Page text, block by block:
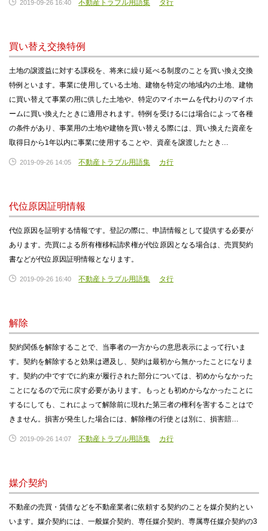
2019-09-26 16:40 不動産トラブル用語集 タ行
買い替え交換特例
土地の譲渡益に対する課税を、将来に繰り延べる制度のことを買い換え交換
特例といます。事業に使用している土地、建物を特定の地域内の土地、建物
に買い替えて事業の用に供した土地や、特定のマイホームを代わりのマイホ
ームに買い換えたときに適用されます。特例を受けるには場合によって各種
の条件があり、事業用の土地や建物を買い替える際には、買い換えた資産を
取得日から1年以内に事業に使用することや、資産を譲渡したとき…
2019-09-26 14:05 不動産トラブル用語集 カ行
代位原因証明情報
代位原因を証明する情報です。登記の際に、申請情報として提供する必要が
あります。売買による所有権移転請求権が代位原因となる場合は、売買契約
書などが代位原因証明情報となります。
2019-09-26 16:40 不動産トラブル用語集 タ行
解除
契約関係を解除することで、当事者の一方からの意思表示によって行いま
す。契約を解除すると効果は遡及し、契約は最初から無かったことになりま
す。契約の中ですでに約束が履行された部分については、初めからなかった
ことになるので元に戻す必要があります。もっとも初めからなかったことに
するにしても、これによって解除前に現れた第三者の権利を害することはで
きません。損害が発生した場合には、解除権の行使とは別に、損害賠…
2019-09-26 14:07 不動産トラブル用語集 カ行
媒介契約
不動産の売買・賃借などを不動産業者に依頼する契約のことを媒介契約とい
います。媒介契約には、一般媒介契約、専任媒介契約、専属専任媒介契約の3